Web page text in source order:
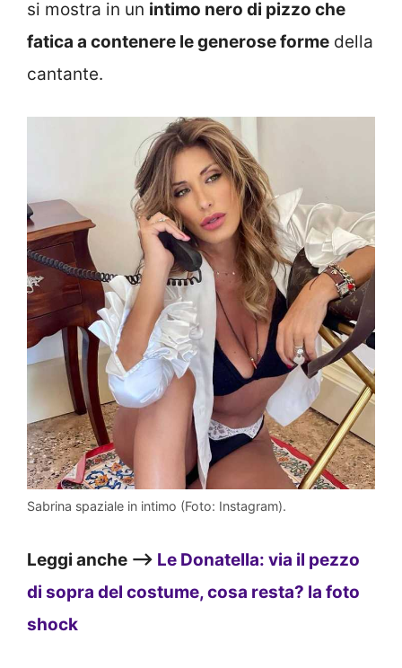
si mostra in un intimo nero di pizzo che
fatica a contenere le generose forme della
cantante.
Sabrina spaziale in intimo (Foto: Instagram).
Leggi anche –> Le Donatella: via il pezzo
di sopra del costume, cosa resta? la foto
shock